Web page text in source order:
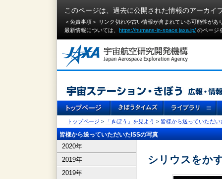
このページは、過去に公開された情報のアーカイ
＜免責事項＞ リンク切れや古い情報が含まれている可能性が
最新情報については、 https://humans-in-space.jaxa.jp/ のページ
トップページ > 「きぼう」を見よう > 皆様から送っていただい
皆様から送っていただいたISSの写真
2020年
2019年
2019年
シリウスをか